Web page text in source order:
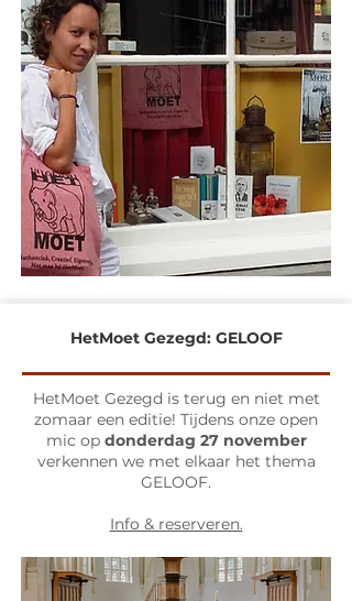
HetMoet Gezegd: GELOOF
HetMoet Gezegd is terug en niet met
zomaar een editie! Tijdens onze open
mic op donderdag 27 november
verkennen we met elkaar het thema
GELOOF.
Info & reserveren.